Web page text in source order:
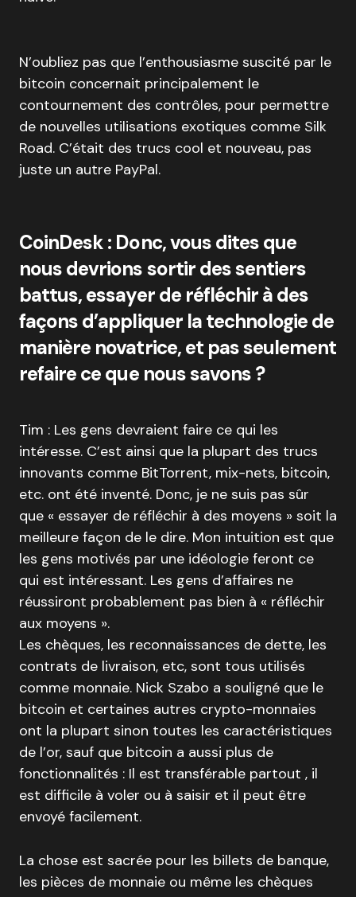
N’oubliez pas que l’enthousiasme suscité par le
bitcoin concernait principalement le
contournement des contrôles, pour permettre
de nouvelles utilisations exotiques comme Silk
Road. C’était des trucs cool et nouveau, pas
juste un autre PayPal.
CoinDesk : Donc, vous dites que
nous devrions sortir des sentiers
battus, essayer de réfléchir à des
façons d’appliquer la technologie de
manière novatrice, et pas seulement
refaire ce que nous savons ?
Tim : Les gens devraient faire ce qui les
intéresse. C’est ainsi que la plupart des trucs
innovants comme BitTorrent, mix-nets, bitcoin,
etc. ont été inventé. Donc, je ne suis pas sûr
que « essayer de réfléchir à des moyens » soit la
meilleure façon de le dire. Mon intuition est que
les gens motivés par une idéologie feront ce
qui est intéressant. Les gens d’affaires ne
réussiront probablement pas bien à « réfléchir
aux moyens ».
Les chèques, les reconnaissances de dette, les
contrats de livraison, etc, sont tous utilisés
comme monnaie. Nick Szabo a souligné que le
bitcoin et certaines autres crypto-monnaies
ont la plupart sinon toutes les caractéristiques
de l’or, sauf que bitcoin a aussi plus de
fonctionnalités : Il est transférable partout , il
est difficile à voler ou à saisir et il peut être
envoyé facilement.
La chose est sacrée pour les billets de banque,
les pièces de monnaie ou même les chèques